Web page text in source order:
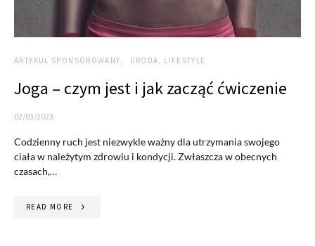
ARTYKUŁ SPONSOROWANY URODA, LIFESTYLE
Joga – czym jest i jak zacząć ćwiczenie
02/03/2023
Codzienny ruch jest niezwykle ważny dla utrzymania swojego
ciała w należytym zdrowiu i kondycji. Zwłaszcza w obecnych
czasach,…
READ MORE